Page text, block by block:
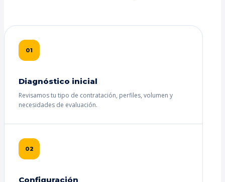
01
Diagnóstico inicial
Revisamos tu tipo de contratación, perfiles, volumen y
necesidades de evaluación.
02
Configuración